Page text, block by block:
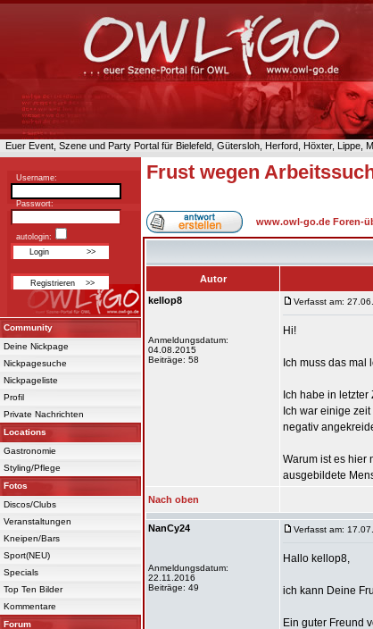
Euer Event, Szene und Party Portal für Bielefeld, Gütersloh, Herford, Höxter, Lippe,
Username:
Passwort:
autologin:
Community
Deine Nickpage
Nickpagesuche
Nickpageliste
Profil
Private Nachrichten
Locations
Gastronomie
Styling/Pflege
Fotos
Discos/Clubs
Veranstaltungen
Kneipen/Bars
Sport(NEU)
Specials
Top Ten Bilder
Kommentare
Forum
Frust wegen
www.owl-go.de Foren-
Autor
kellop8
Anmeldungsdatum:
04.08.2015
Beiträge: 58
Verfasst am:
Hi!
Ich muss das
Ich habe in
Ich war einige
negativ
Warum ist es hier
ausgebildete
Nach oben
NanCy24
Anmeldungsdatum:
22.11.2016
Beiträge: 49
Verfasst am:
Hallo kellop8,
ich kann Deine
Ein guter Freund